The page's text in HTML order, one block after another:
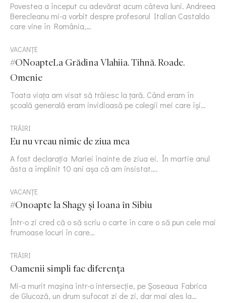
Povestea a început cu adevărat acum câteva luni. Andreea
Berecleanu mi-a vorbit despre profesorul Italian Castaldo
care vine în România,…
VACANȚE
#ONoapteLa Grădina Vlahiia. Tihnă. Roade.
Omenie
Toata viața am visat să trăiesc la țară. Când eram în
școală generală eram invidioasă pe colegii mei care își…
TRĂIRI
Eu nu vreau nimic de ziua mea
A fost declarația Mariei înainte de ziua ei. În martie anul
ăsta a împlinit 10 ani așa că am insistat….
VACANȚE
#Onoapte la Shagy și Ioana în Sibiu
Într-o zi cred că o să scriu o carte în care o să pun cele mai
frumoase locuri în care…
TRĂIRI
Oamenii simpli fac diferența
Mi-a murit mașina într-o intersecție, pe Șoseaua Fabrica
de Glucoză, un drum sufocat zi de zi, dar mai ales la…